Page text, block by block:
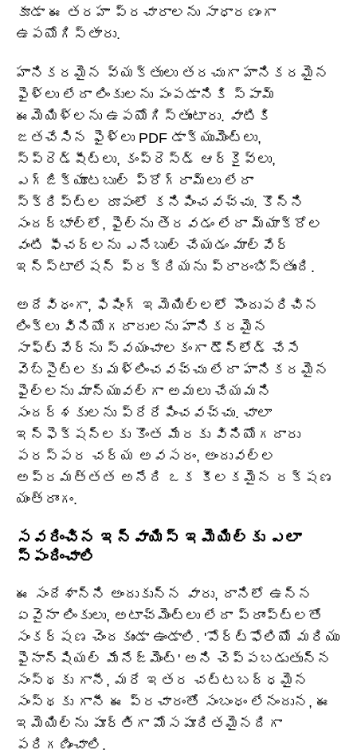
కూడా ఈ తరహా ప్రచారాలను సాధారణంగా
ఉపయోగిస్తారు.
హానికరమైన వ్యక్తులు తరచుగా హానికరమైన
ఫైళ్లు లేదా లింకులను పంపడానికి స్పామ్
ఈమెయిళ్లను ఉపయోగిస్తుంటారు. వాటికి
జతచేసిన ఫైళ్లు PDF డాక్యుమెంట్లు,
స్ప్రెడ్‌షీట్లు, కంప్రెస్డ్ ఆర్కైవ్‌లు,
ఎగ్జిక్యూటబుల్ ప్రోగ్రామ్‌లు లేదా
స్క్రిప్ట్‌ల రూపంలో కనిపించవచ్చు. కొన్ని
సందర్భాల్లో, ఫైల్‌ను తెరవడం లేదా మ్యాక్రోల
వంటి ఫీచర్లను ఎనేబుల్ చేయడం మాల్వేర్
ఇన్‌స్టాలేషన్ ప్రక్రియను ప్రారంభిస్తుంది.
అదేవిధంగా, ఫిషింగ్ ఇమెయిల్‌లలో పొందుపరిచిన
లింక్‌లు వినియోగదారులను హానికరమైన
సాఫ్ట్‌వేర్‌ను స్వయంచాలకంగా డౌన్‌లోడ్ చేసే
వెబ్‌సైట్‌లకు మళ్లించవచ్చు లేదా హానికరమైన
ఫైల్‌లను మాన్యువల్‌గా అమలు చేయమని
సందర్శకులను ప్రేరేపించవచ్చు. చాలా
ఇన్ఫెక్షన్‌లకు కొంత మేరకు వినియోగదారు
పరస్పర చర్య అవసరం, అందువల్ల
అప్రమత్తత అనేది ఒక కీలకమైన రక్షణ
యంత్రాంగం.
సవరించిన ఇన్వాయిస్ ఇమెయిల్‌కు ఎలా
స్పందించాలి
ఈ సందేశాన్ని అందుకున్న వారు, దానిలో ఉన్న
ఏవైనా లింకులు, అటాచ్‌మెంట్లు లేదా ప్రాంప్ట్‌లతో
సంకర్షణ చెందకుండా ఉండాలి. 'పోర్ట్‌ఫోలియో మరియు
ఫైనాన్షియల్ మేనేజ్‌మెంట్' అని చెప్పబడుతున్న
సంస్థకు గానీ, మరే ఇతర చట్టబద్ధమైన
సంస్థకు గానీ ఈ ప్రచారంతో సంబంధం లేనందున, ఈ
ఇమెయిల్‌ను పూర్తిగా మోసపూరితమైనదిగా
పరిగణించాలి.